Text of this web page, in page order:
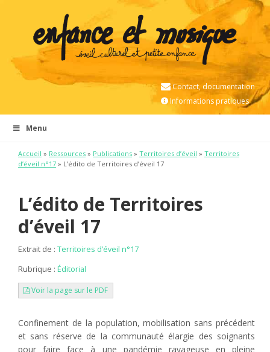
Contact, documentation
Informations pratiques
Menu
Accueil » Ressources » Publications » Territoires d’éveil » Territoires
d’éveil n°17 » L’édito de Territoires d’éveil 17
L’édito de Territoires
d’éveil 17
Extrait de : Territoires d’éveil n°17
Rubrique : Éditorial
Voir la page sur le PDF
Confinement de la population, mobilisation sans précédent
et sans réserve de la communauté élargie des soignants
pour faire face à une pandémie ravageuse en pleine